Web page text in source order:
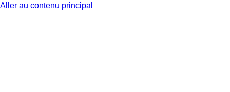
Aller au contenu principal